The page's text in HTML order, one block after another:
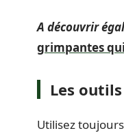
A découvrir
grimpantes
Les
Utilisez